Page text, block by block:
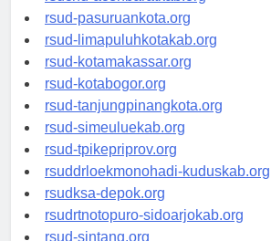
rsucnd-acehbaratkab.org
rsud-pasuruankota.org
rsud-limapuluhkotakab.org
rsud-kotamakassar.org
rsud-kotabogor.org
rsud-tanjungpinangkota.org
rsud-simeuluekab.org
rsud-tpikepriprov.org
rsuddrloekmonohadi-kuduskab.org
rsudksa-depok.org
rsudrtnotopuro-sidoarjokab.org